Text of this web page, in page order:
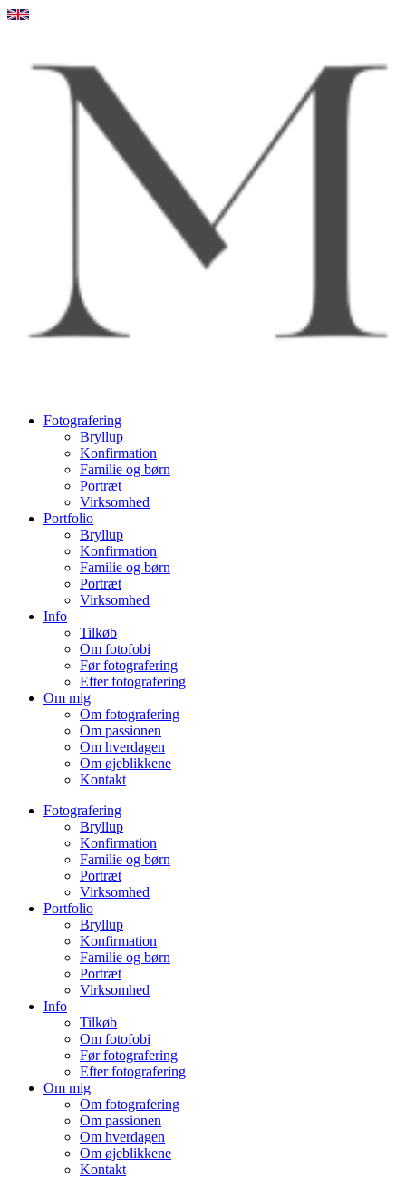
Videre
Fotografering
Bryllup
Konfirmation
Familie og børn
Portræt
Virksomhed
Portfolio
Bryllup
Konfirmation
Familie og børn
Portræt
Virksomhed
Info
Tilkøb
Om fotofobi
Før fotografering
Efter fotografering
Om mig
Om fotografering
Om passionen
Om hverdagen
Om øjeblikkene
Kontakt
Fotografering
Bryllup
Konfirmation
Familie og børn
Portræt
Virksomhed
Portfolio
Bryllup
Konfirmation
Familie og børn
Portræt
Virksomhed
Info
Tilkøb
Om fotofobi
Før fotografering
Efter fotografering
Om mig
Om fotografering
Om passionen
Om hverdagen
Om øjeblikkene
Kontakt